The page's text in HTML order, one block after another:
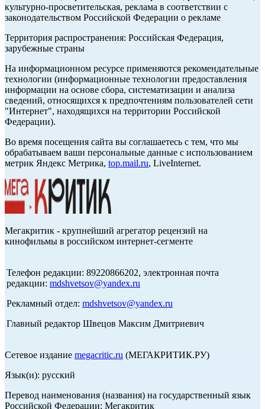
культурно-просветительская, реклама в соответствии с
законодательством Российской Федерации о рекламе
Территория распространения: Российская Федерация,
зарубежные страны
На информационном ресурсе применяются рекомендательные
технологии (информационные технологии предоставления
информации на основе сбора, систематизации и анализа
сведений, относящихся к предпочтениям пользователей сети
"Интернет", находящихся на территории Российской
Федерации).
Во время посещения сайта вы соглашаетесь с тем, что мы
обрабатываем ваши персональные данные с использованием
метрик Яндекс Метрика, top.mail.ru, LiveInternet.
Мегакритик - крупнейший агрегатор рецензий на
кинофильмы в российском интернет-сегменте
Телефон редакции: 89220866202, электронная почта
редакции: mdshvetsov@yandex.ru
Рекламный отдел: mdshvetsov@yandex.ru
Главный редактор Швецов Максим Дмитриевич
Сетевое издание megacritic.ru (МЕГАКРИТИК.РУ)
Язык(и): русский
Перевод наименования (названия) на государственный язык
Российской Федерации: Мегакритик